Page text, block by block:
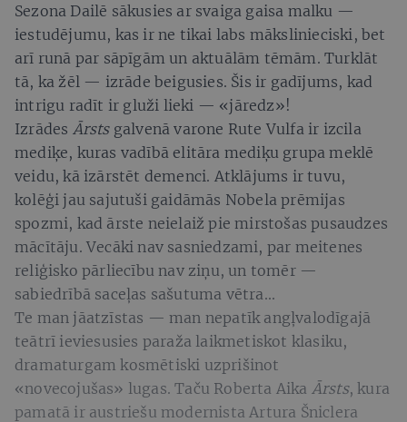
Sezona Dailē sākusies ar svaiga gaisa malku —
iestudējumu, kas ir ne tikai labs mākslinieciski, bet
arī runā par sāpīgām un aktuālām tēmām. Turklāt
tā, ka žēl — izrāde beigusies. Šis ir gadījums, kad
intrigu radīt ir gluži lieki — «jāredz»!
Izrādes Ārsts galvenā varone Rute Vulfa ir izcila
mediķe, kuras vadībā elitāra mediķu grupa meklē
veidu, kā izārstēt demenci. Atklājums ir tuvu,
kolēģi jau sajutuši gaidāmās Nobela prēmijas
spozmi, kad ārste neielaiž pie mirstošas pusaudzes
mācītāju. Vecāki nav sasniedzami, par meitenes
reliģisko pārliecību nav ziņu, un tomēr —
sabiedrībā saceļas sašutuma vētra...
Te man jāatzīstas — man nepatīk angļvalodīgajā
teātrī ieviesusies paraža laikmetiskot klasiku,
dramaturgam kosmētiski uzprišinot
«novecojušas» lugas. Taču Roberta Aika Ārsts, kura
pamatā ir austriešu modernista Artura Šniclera